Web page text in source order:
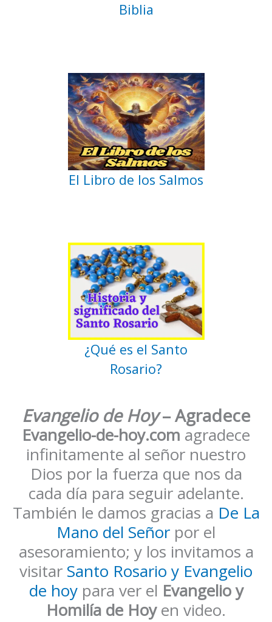
Biblia
El Libro de los Salmos
¿Qué es el Santo
Rosario?
Evangelio de Hoy– Agradece
Evangelio-de-hoy.com agradece
infinitamente al señor nuestro
Dios por la fuerza que nos da
cada día para seguir adelante.
También le damos gracias a De La
Mano del Señor por el
asesoramiento; y los invitamos a
visitar Santo Rosario y Evangelio
de hoypara ver el Evangelio y
Homilía de Hoyen video.